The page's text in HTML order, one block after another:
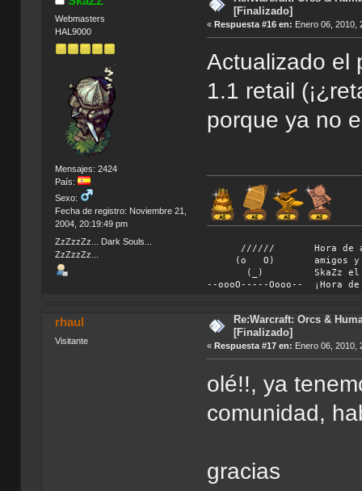
Webmasters
HAL9000
Mensajes: 2424
País:
Sexo:
Fecha de registro: Noviembre 21,
2004, 20:19:49 pm
ZzZzzZz... Dark Souls...
ZzZzzZz...
[Finalizado]
«Respuesta #16 en: Enero 06, 2010,
Actualizado el
1.1 retail
porque ya no
////// Hora de
(o O) amigos y
(_) SkaZz el
--oooO-----Oooo-- ¡Hora de
rhaul
Visitante
Re:Warcraft: Orcs &
[Finalizado]
« Respuesta #17 en: Enero 06, 2010,
olé!!, ya
comunidad,
gracias